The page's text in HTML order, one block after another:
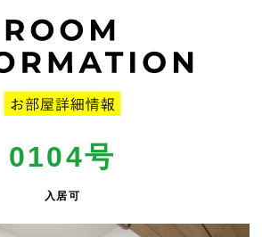
0104号
入居可